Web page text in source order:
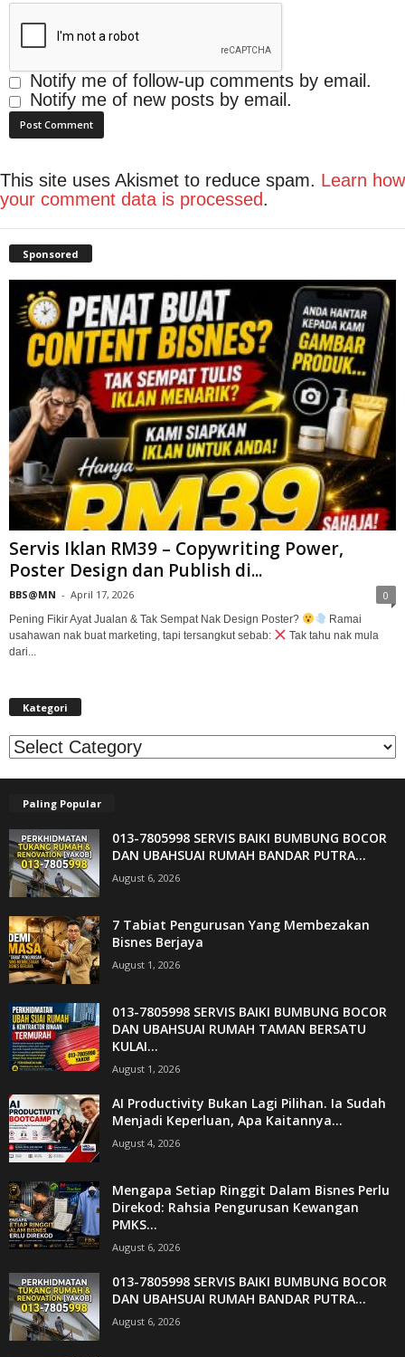
Notify me of follow-up comments by email.
Notify me of new posts by email.
This site uses Akismet to reduce spam. Learn how
your comment data is processed.
Sponsored
Servis Iklan RM39 – Copywriting Power,
Poster Design dan Publish di...
BBS@MN - April 17, 2026 0
Pening Fikir Ayat Jualan & Tak Sempat Nak Design Poster?
Ramai
usahawan nak buat marketing, tapi tersangkut sebab:
Tak tahu nak mula
dari...
Kategori
Kategori
Paling Popular
013-7805998 SERVIS BAIKI BUMBUNG BOCOR
DAN UBAHSUAI RUMAH BANDAR PUTRA...
August 6, 2026
7 Tabiat Pengurusan Yang Membezakan
Bisnes Berjaya
August 1, 2026
013-7805998 SERVIS BAIKI BUMBUNG BOCOR
DAN UBAHSUAI RUMAH TAMAN BERSATU
KULAI...
August 1, 2026
AI Productivity Bukan Lagi Pilihan. Ia Sudah
Menjadi Keperluan, Apa Kaitannya...
August 4, 2026
Mengapa Setiap Ringgit Dalam Bisnes Perlu
Direkod: Rahsia Pengurusan Kewangan
PMKS...
August 6, 2026
013-7805998 SERVIS BAIKI BUMBUNG BOCOR
DAN UBAHSUAI RUMAH BANDAR PUTRA...
August 6, 2026